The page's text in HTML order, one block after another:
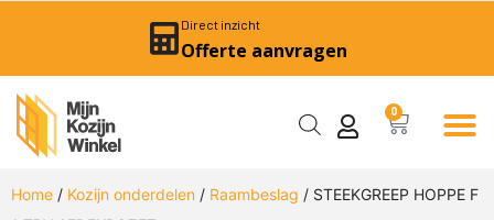
Direct inzicht
Offerte aanvragen
0
Home / Kozijn onderdelen / Raambeslag / STEEKGREEP HOPPE F